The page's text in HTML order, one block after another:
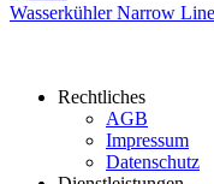
Wasserkühler Narrow
Rechtliches
AGB
Impressum
Datenschutz